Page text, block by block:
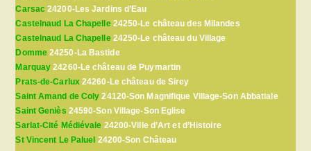
Carsac 24200-Les Jardins d’Eau
Castelnaud La Chapelle24250-Le château des Milandes
Castelnaud La Chapelle24250-Le château du Village
Domme24250-La Bastide
Marquay 24260-Le château de Puymartin
Prats-de-Carlux24260-Le château de Sirey
Saint Amand de Coly 24120-Son Magnifique Village-Son Abbatiale
Saint Geniès 24590-Son Village-Son Eglise
Sarlat-Cité Médiévale 24200-Ville d’Art et d’Histoire
St Vincent Le Paluel 24200-Son Château